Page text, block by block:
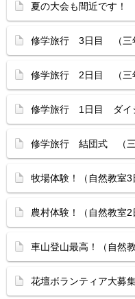
夏の大会も間近です！
修学旅行 3日目 （三
修学旅行 2日目 （三
修学旅行 1日目 ダイ
修学旅行 結団式 （三
牧場体験！（自然教室3
農村体験！（自然教室
車山登山最高！（自然
花壇ボランティア大募